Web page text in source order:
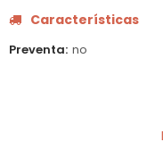
Características
Preventa no